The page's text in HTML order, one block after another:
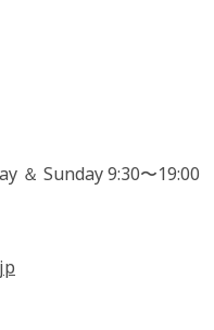
＆ Sunday 9:30〜19:00